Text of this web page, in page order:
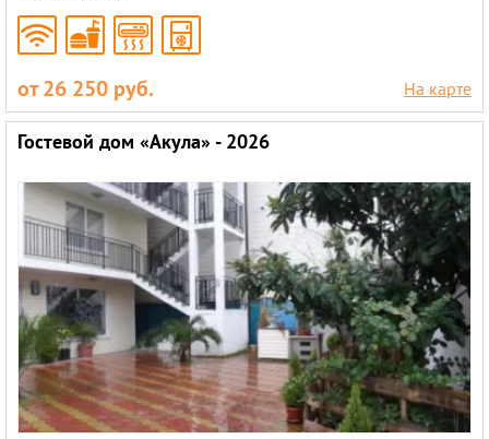
от 26 250 руб. На карте
Гостевой дом «Акула» - 2026